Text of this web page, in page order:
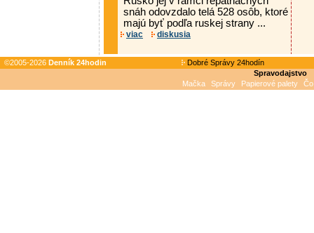
snáh odovzdalo telá 528 osôb, ktoré
majú byť podľa ruskej strany ...
viac diskusia
©2005-2026 Denník 24hodin
Dobré Správy 24hodín
Spravodajstvo
Mačka
Správy Papierové palety